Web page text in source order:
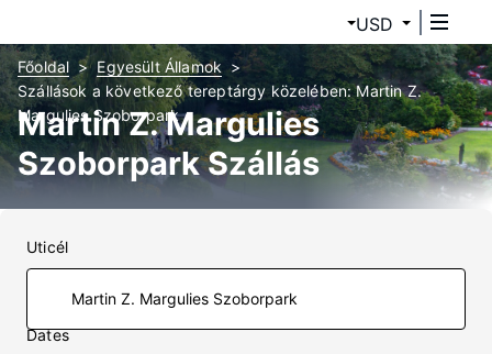
USD
Főoldal
Egyesült Államok
Szállások a következő tereptárgy közelében: Martin Z.
Margulies Szoborpark
Martin Z. Margulies
Szoborpark Szállás
Uticél
Dates